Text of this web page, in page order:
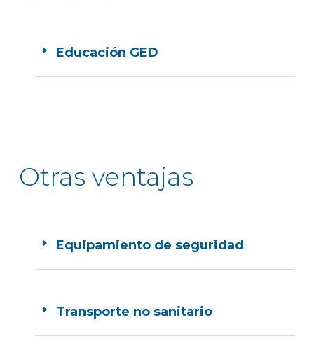
Educación GED
Otras ventajas
Equipamiento de seguridad
Transporte no sanitario